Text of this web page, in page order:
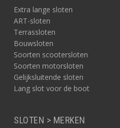
Extra lange sloten
ART-sloten
Terrassloten
Bouwsloten
Soorten scootersloten
Soorten motorsloten
Gelijksluitende sloten
Lang slot voor de boot
SLOTEN > MERKEN